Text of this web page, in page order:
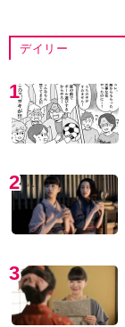
デイリー
1
2
3